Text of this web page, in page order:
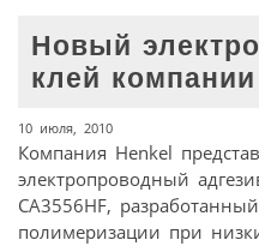
Новый
клей компании
10 июля, 2010
Компания Henkel
электропроводный
CA3556HF,
полимеризации при